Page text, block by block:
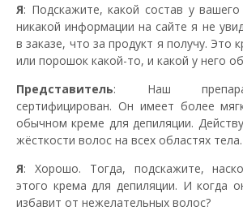
Я: Подскажите, какой состав у вашего
никакой информации на сайте я не
в заказе, что за продукт я получу. Это
или порошок какой-то, и какой у него
Представитель: Наш
сертифицирован. Он имеет более
обычном креме для депиляции.
жёсткости волос на всех областях
Я: Хорошо. Тогда, подскажите,
этого крема для депиляции. И когда
избавит от нежелательных волос?